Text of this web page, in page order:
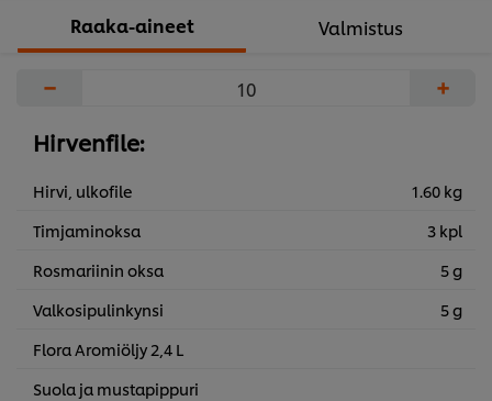
Raaka-aineet Valmistus
− +
Hirvenfile:
Hirvi, ulkofile
1.60 kg
Timjaminoksa
3 kpl
Rosmariinin oksa
5 g
Valkosipulinkynsi
5 g
Flora Aromiöljy 2,4 L
Suola ja mustapippuri